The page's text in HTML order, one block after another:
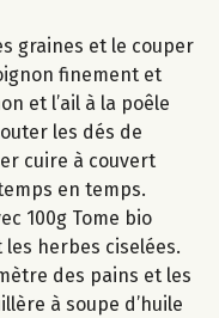
graines et le couper
finement et
et l’ail à la poêle
les dés de
cuire à couvert
en temps.
100g Tome bio
herbes ciselées.
des pains et les
à soupe d’huile